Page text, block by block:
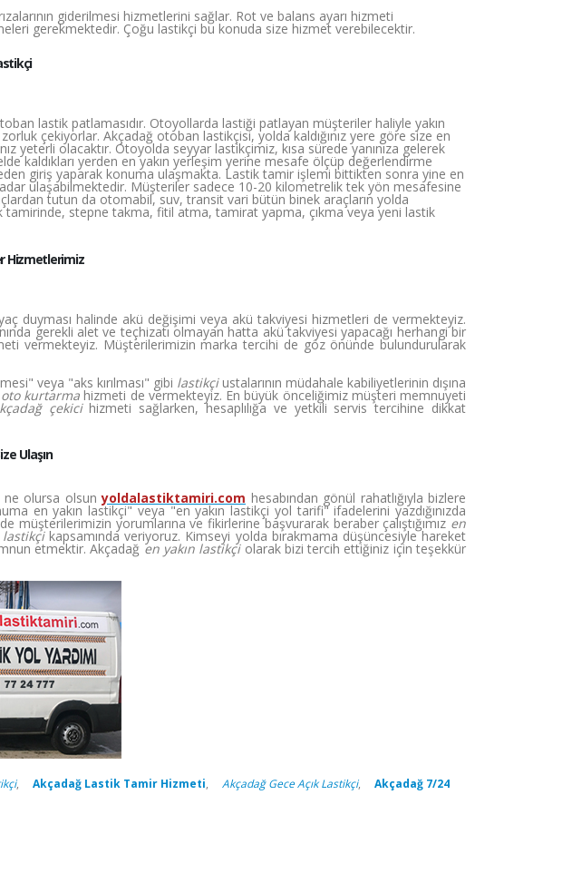
giderilmesi hizmetlerini sağlar. Rot ve balans ayarı hizmeti
gerekmektedir. Çoğu lastikçi bu konuda size hizmet verebilecektir.
lastik patlamasıdır. Otoyollarda lastiği patlayan müşteriler haliyle yakın
çekiyorlar. Akçadağ otoban lastikçisi, yolda kaldığınız yere göre size en
yeterli olacaktır. Otoyolda seyyar lastikçimiz, kısa sürede yanınıza gelerek
kaldıkları yerden en yakın yerleşim yerine mesafe ölçüp değerlendirme
giriş yaparak konuma ulaşmakta. Lastik tamir işlemi bittikten sonra yine en
ulaşabilmektedir. Müşteriler sadece 10-20 kilometrelik tek yön mesafesine
tutun da otomabil, suv, transit vari bütün binek araçların yolda
tamirinde, stepne takma, fitil atma, tamirat yapma, çıkma veya yeni lastik
Hizmetlerimiz
duyması halinde akü değişimi veya akü takviyesi hizmetleri de vermekteyiz.
gerekli alet ve teçhizatı olmayan hatta akü takviyesi yapacağı herhangi bir
vermekteyiz. Müşterilerimizin marka tercihi de göz önünde bulundurularak
veya "aks kırılması" gibi lastikçiustalarının müdahale kabiliyetlerinin dışına
oto kurtarma hizmeti de vermekteyiz. En büyük önceliğimiz müşteri memnuyeti
çekicihizmeti sağlarken, hesaplılığa ve yetkili servis tercihine dikkat
Ulaşın
ne olursa olsunyoldalastiktamiri.com hesabından gönül rahatlığıyla bizlere
en yakın lastikçi" veya "en yakın lastikçi yol tarifi" ifadelerini yazdığınızda
müşterilerimizin yorumlarına ve fikirlerine başvurarak beraber çalıştığımız en
lastikçikapsamında veriyoruz. Kimseyi yolda bırakmama düşüncesiyle hareket
etmektir. Akçadağ en yakın lastikçiolarak bizi tercih ettiğiniz için teşekkür
, Akçadağ Lastik Tamir Hizmeti, Akçadağ Gece Açık Lastikçi, Akçadağ 7/24